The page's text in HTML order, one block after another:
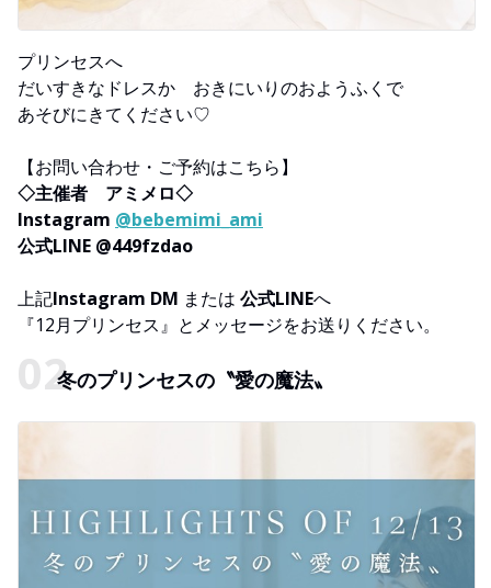
プリンセスへ
だいすきなドレスか おきにいりのおようふくで
あそびにきてください♡
【お問い合わせ・ご予約はこちら】
◇主催者 アミメロ◇
Instagram @bebemimi_ami
公式LINE @449fzdao
上記Instagram DM または 公式LINEへ
『12月プリンセス』とメッセージをお送りください。
冬のプリンセスの〝愛の魔法〟